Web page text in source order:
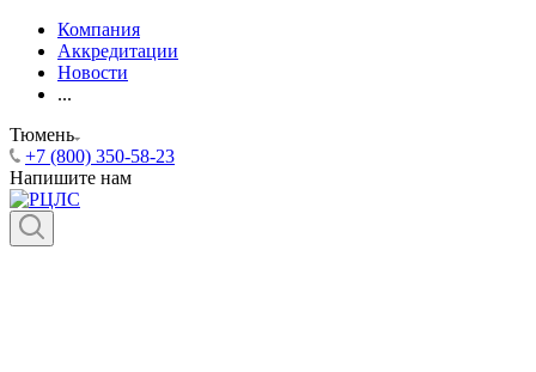
Компания
Аккредитации
Новости
...
Тюмень
+7 (800) 350-58-23
Напишите нам